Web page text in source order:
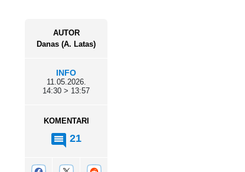
AUTOR
Danas (A. Latas)
INFO
11.05.2026.
14:30 > 13:57
KOMENTARI
21